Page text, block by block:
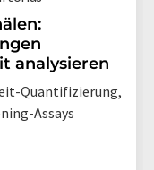
analysieren
Quantifizierung,
Assays